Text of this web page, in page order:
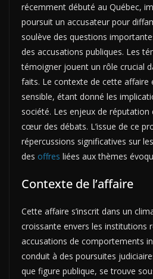
récemment débuté au Québec,
poursuit un accusateur pour
soulève des questions
des accusations publiques. Les
témoigner jouent un rôle crucial
faits. Le contexte de cette affaire
sensible, étant donné les
société. Les enjeux de
cœur des débats. L’issue de ce
répercussions significatives sur
des offres liées aux thèmes
Contexte de l’affaire
Cette affaire s’inscrit dans un
croissante envers les institutions
accusations de comportements
conduit à des poursuites
que figure publique, se trouve